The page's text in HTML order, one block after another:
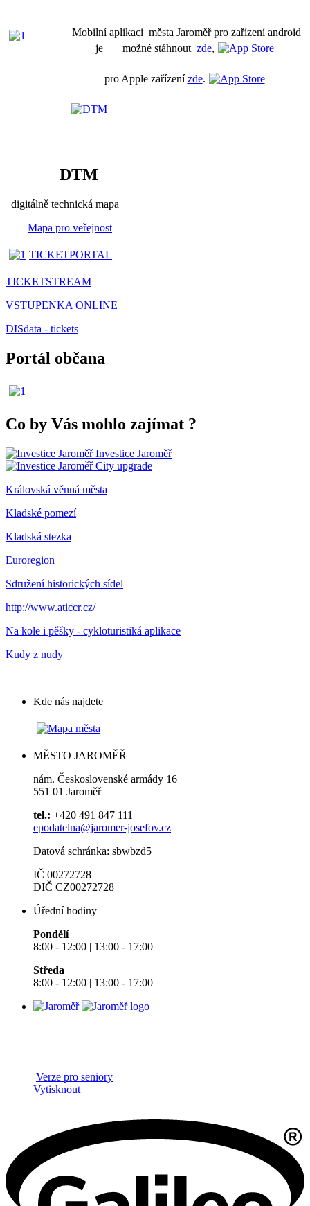
Mobilní aplikaci města Jaroměř pro zařízení android
je možné stáhnout zde,
pro Apple zařízenízde.
DTM
digitálně technická mapa
Mapa pro veřejnost
TICKETPORTAL
TICKETSTREAM
VSTUPENKA ONLINE
DISdata - tickets
Portál občana
Co by Vás mohlo zajímat ?
Investice Jaroměř
City upgrade
Královská věnná města
Kladské pomezí
Kladská stezka
Euroregion
Sdružení historických sídel
http://www.aticcr.cz/
Na kole i pěšky - cykloturistiká aplikace
Kudy z nudy
Kde nás najdete
MĚSTO JAROMĚŘ
nám. Československé armády 16
551 01 Jaroměř
tel.: +420 491 847 111
epodatelna@jaromer-josefov.cz
Datová schránka: sbwbzd5
IČ 00272728
DIČ CZ00272728
Úřední hodiny
Pondělí
8:00 - 12:00 | 13:00 - 17:00
Středa
8:00 - 12:00 | 13:00 - 17:00
Verze pro seniory
Vytisknout